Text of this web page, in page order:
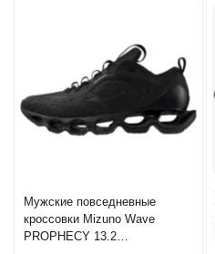
Мужские повседневные
кроссовки Mizuno Wave
PROPHECY 13.2